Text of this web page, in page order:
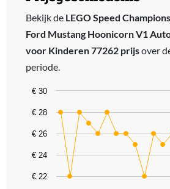
Bekijk de LEGO Speed
Ford Mustang Hoonicorn V1
voor Kinderen 77262 prijsover
periode.
Chart
Line chart with 20 data points.
The chart has 1 X axis displaying
The chart has 1 Y axis displaying
€ 22
€ 24
€ 26
€ 28
€ 30